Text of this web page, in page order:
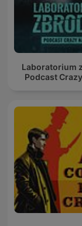
Laboratorium
Podcast